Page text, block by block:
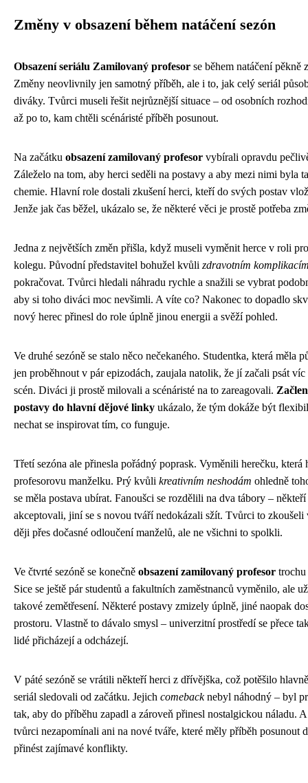
Změny v obsazení během natáčení sezón
Obsazení seriálu Zamilovaný profesor se během natáčení pěkně
Změny neovlivnily jen samotný příběh, ale i to, jak celý seriál
diváky. Tvůrci museli řešit nejrůznější situace – od osobních
až po to, kam chtěli scénáristé příběh posunout.
Na začátku obsazení zamilovaný profesor vybírali opravdu
Záleželo na tom, aby herci seděli na postavy a aby mezi nimi byla
chemie. Hlavní role dostali zkušení herci, kteří do svých postav
Jenže jak čas běžel, ukázalo se, že některé věci je prostě potřeba
Jedna z největších změn přišla, když museli vyměnit herce v roli
kolegu. Původní představitel bohužel kvůli zdravotním
pokračovat. Tvůrci hledali náhradu rychle a snažili se vybrat
aby si toho diváci moc nevšimli. A víte co? Nakonec to dopadlo
nový herec přinesl do role úplně jinou energii a svěží pohled.
Ve druhé sezóně se stalo něco nečekaného. Studentka, která měla
jen proběhnout v pár epizodách, zaujala natolik, že jí začali psát víc
scén. Diváci ji prostě milovali a scénáristé na to zareagovali.
postavy do hlavní dějové linky ukázalo, že tým dokáže být
nechat se inspirovat tím, co funguje.
Třetí sezóna ale přinesla pořádný poprask. Vyměnili herečku, která
profesorovu manželku. Prý kvůli kreativním neshodám ohledně
se měla postava ubírat. Fanoušci se rozdělili na dva tábory –
akceptovali, jiní se s novou tváří nedokázali sžít. Tvůrci to
ději přes dočasné odloučení manželů, ale ne všichni to spolkli.
Ve čtvrté sezóně se konečně obsazení zamilovaný profesor
Sice se ještě pár studentů a fakultních zaměstnanců vyměnilo, ale
takové zemětřesení. Některé postavy zmizely úplně, jiné naopak
prostoru. Vlastně to dávalo smysl – univerzitní prostředí se přece
lidé přicházejí a odcházejí.
V páté sezóně se vrátili někteří herci z dřívějška, což potěšilo
seriál sledovali od začátku. Jejich comebacknebyl náhodný – byl
tak, aby do příběhu zapadl a zároveň přinesl nostalgickou náladu.
tvůrci nezapomínali ani na nové tváře, které měly příběh posunout
přinést zajímavé konflikty.